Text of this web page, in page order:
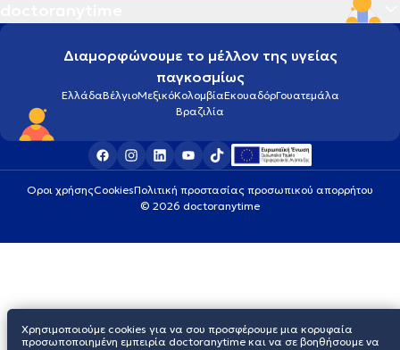
Διαμορφώνουμε το μέλλον της υγείας
παγκοσμίως
ΕλλάδαΒέλγιοΜεξικόΚολομβίαΕκουαδόρΓουατεμάλα
Βραζιλία
Οροι χρήσηςCookiesΠολιτική προστασίας προσωπικού απορρήτου
© 2026 doctoranytime
Χρησιμοποιούμε cookies για να σου προσφέρουμε μια κορυφαία
προσωποποιημένη εμπειρία doctoranytime και να σε βοηθήσουμε να